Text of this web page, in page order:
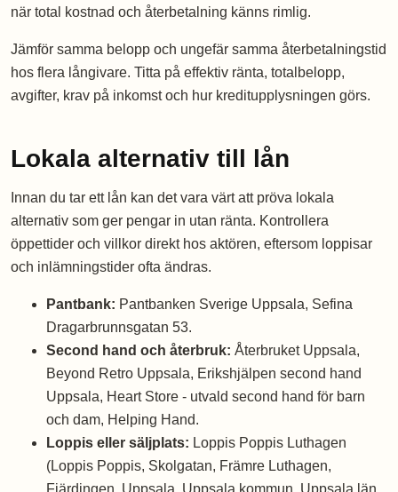
när total kostnad och återbetalning känns rimlig.
Jämför samma belopp och ungefär samma återbetalningstid
hos flera långivare. Titta på effektiv ränta, totalbelopp,
avgifter, krav på inkomst och hur kreditupplysningen görs.
Lokala alternativ till lån
Innan du tar ett lån kan det vara värt att pröva lokala
alternativ som ger pengar in utan ränta. Kontrollera
öppettider och villkor direkt hos aktören, eftersom loppisar
och inlämningstider ofta ändras.
Pantbank: Pantbanken Sverige Uppsala, Sefina
Dragarbrunnsgatan 53.
Second hand och återbruk: Återbruket Uppsala,
Beyond Retro Uppsala, Erikshjälpen second hand
Uppsala, Heart Store - utvald second hand för barn
och dam, Helping Hand.
Loppis eller säljplats: Loppis Poppis Luthagen
(Loppis Poppis, Skolgatan, Främre Luthagen,